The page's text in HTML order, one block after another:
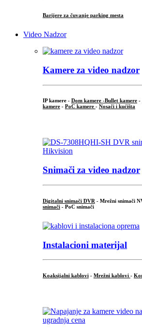
Barijere za čuvanje parking mesta
Video Nadzor
Kamere za video nadzor
IP kamere - Dom kamere -Bullet kamere -
kamere - PoC kamere - Nosači i kućišta
Snimači za video nadzor
Digitalni snimači DVR - Mrežni snimači
snimači - PoC snimači
Instalacioni materijal
Koaksijalni kablovi - Mrežni kablovi -